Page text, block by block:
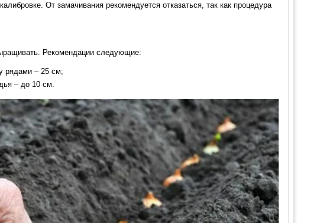
От замачивания рекомендуется отказаться, так как процедура
Рекомендации следующие:
рядами – 25 см;
– до 10 см.